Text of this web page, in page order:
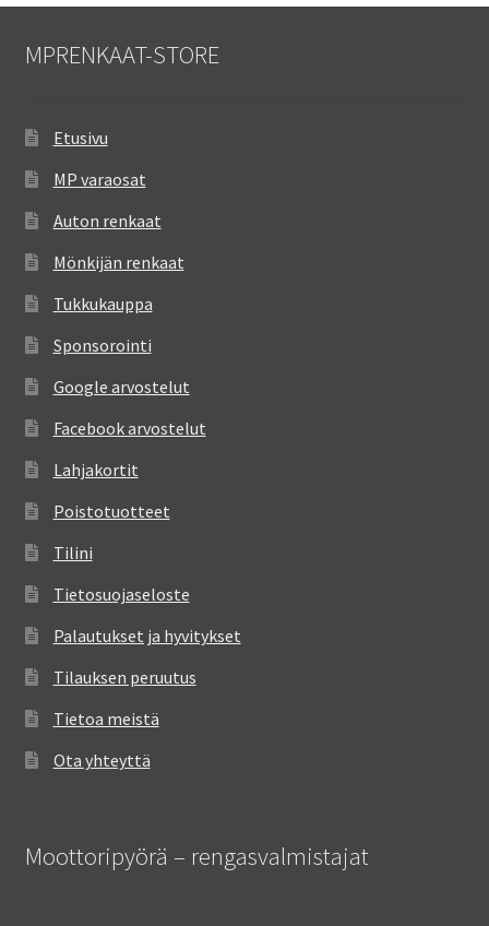
MPRENKAAT-STORE
Etusivu
MP varaosat
Auton renkaat
Mönkijän renkaat
Tukkukauppa
Sponsorointi
Google arvostelut
Facebook arvostelut
Lahjakortit
Poistotuotteet
Tilini
Tietosuojaseloste
Palautukset ja hyvitykset
Tilauksen peruutus
Tietoa meistä
Ota yhteyttä
Moottoripyörä – rengasvalmistajat